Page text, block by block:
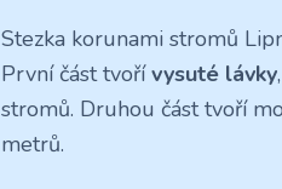
Stezka korunami stromů
První část tvořívysuté lávky
stromů. Druhou část tvoří
metrů.